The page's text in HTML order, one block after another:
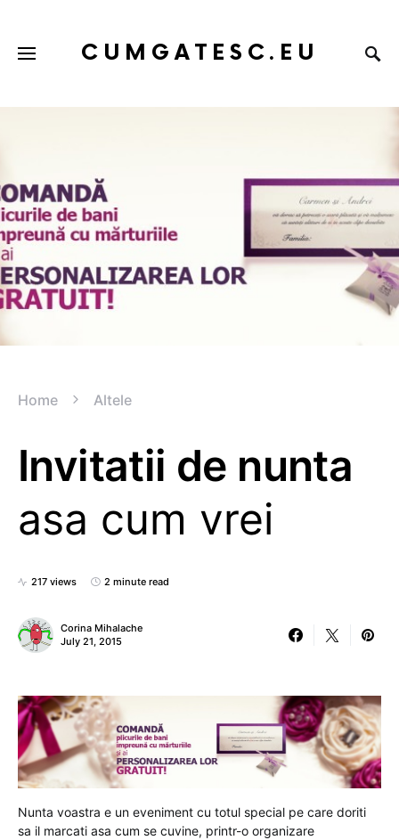
CUMGATESC.EU
Home Altele
Invitatii de nunta
asa cum vrei
217 views 2 minute read
Corina Mihalache
July 21, 2015
Nunta voastra e un eveniment cu totul special pe care doriti
sa il marcati asa cum se cuvine, printr-o organizare